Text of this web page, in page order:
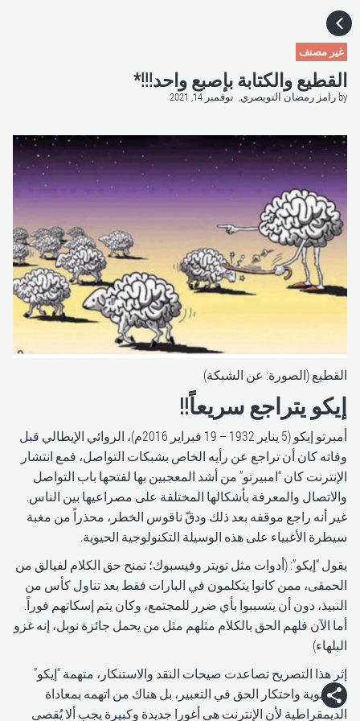
غير مصنف
القطيع والكتابة بإصبع واحد!!!*
byرامز رمضان النويصري, نوفمبر 14, 2021
القطيع (الصورة: عن الشبكة)
إيكو يتراجع سريعاً!!
أمبرتو إيكو (5 يناير 1932 – 19 فبراير 2016م)، الروائي الإيطالي قبل
وفاته كان أن تراجع عن رأيه الخاص بشبكات التواصل، فمع انتشار
الإنترنت كان “امبيرتو” من أشد المعجبين بها لفتحها باب التواصل
والاتصال والمعرفة بأشكالها المختلفة على مصراعيها بين الناس.
غير أنه راجع موقفه بعد ذلك ودقّ ناقوس الخطر، محذراً من مغبة
سيطرة الأغبياء على هذه الوسيلة التكنولوجية الحيوية.
يقول “إيكو”: (أدوات مثل تويتر وفيسبوك؛ تمنح حق الكلام لفيالق من
الحمقى، ممن كانوا يتكلمون في البارات فقط بعد تناول كأس من
النبيذ، دون أن يتسببوا بأي ضرر للمجتمع، وكان يتم إسكاتهم فوراً.
أما الآن فلهم الحق بالكلام مثلهم مثل من يحمل جائزة نوبل، إنه غزو
البلهاء)
إثر هذا التصريح تصاعدت صيحات النقد والاستنكار، متهمة “إيكو”
بالنخبوية واحتكار الحق في التعبير، بل هناك من اتهمه بمعاداة
الديمقراطية لأن الإنترنت هي أغورا جديدة وكبيرة يجب ألا يُقصى
HOME
CATEGORIES
GO TO
VISIT WEBSITE